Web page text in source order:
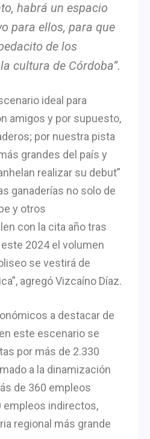
habrá un espacio
para ellos, para que
de los
cultura de Córdoba”.
ideal para
amigos y por supuesto,
por nuestra pista
grandes del país y
realizar su debut”
ganaderías no solo de
y otros
con la cita año tras
este 2024 el volumen
se vestirá de
agregó Vizcaíno Díaz.
a destacar de
este escenario se
por más de 2.330
a la dinamización
de 360 empleos
empleos indirectos,
regional más grande